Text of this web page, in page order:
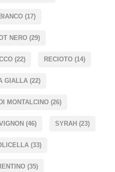
(17)
NERO (29)
(22) RECIOTO (14)
GIALLA (22)
MONTALCINO (26)
(46) SYRAH (23)
(33)
(35)